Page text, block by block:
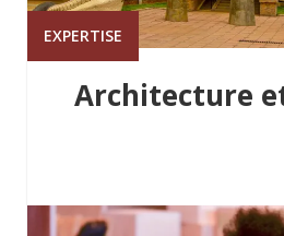
EXPERTISE
Architecture